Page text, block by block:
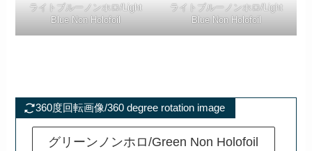
ライトブルーノンホロ/Light
Blue Non Holofoil
ライトブルーノンホロ/Light
Blue Non Holofoil
360度回転画像/360 degree rotation image
グリーンノンホロ/Green Non Holofoil